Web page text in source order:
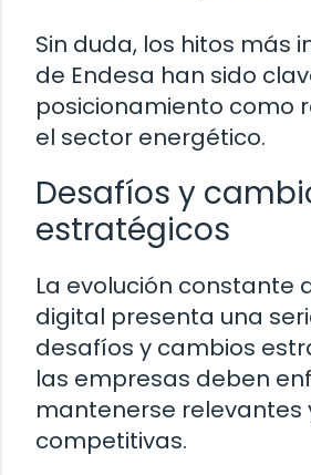
Sin duda, los hitos más
de Endesa han sido
posicionamiento como
el sector energético.
Desafíos y
estratégicos
La evolución constante
digital presenta una
desafíos y cambios
las empresas deben
mantenerse relevantes
competitivas.